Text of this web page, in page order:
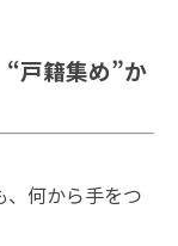
戸籍集め”か
、何から手をつ